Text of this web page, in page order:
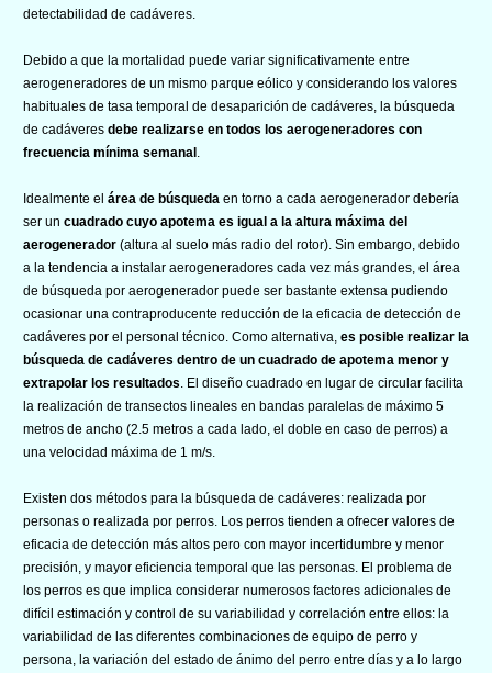
detectabilidad de cadáveres.
Debido a que la mortalidad puede variar significativamente entre
aerogeneradores de un mismo parque eólico y considerando los valores
habituales de tasa temporal de desaparición de cadáveres, la búsqueda
de cadáveres debe realizarse en todos los aerogeneradores con
frecuencia mínima semanal
Idealmente el área de búsqueda en torno a cada aerogenerador debería
ser un cuadrado cuyo apotema es igual a la altura máxima del
aerogenerador (altura al suelo más radio del rotor). Sin embargo, debido
a la tendencia a instalar aerogeneradores cada vez más grandes, el área
de búsqueda por aerogenerador puede ser bastante extensa pudiendo
ocasionar una contraproducente reducción de la eficacia de detección de
cadáveres por el personal técnico. Como alternativa, es posible realizar la
búsqueda de cadáveres dentro de un cuadrado de apotema menor y
extrapolar los resultados . El diseño cuadrado en lugar de circular facilita
la realización de transectos lineales en bandas paralelas de máximo 5
metros de ancho (2.5 metros a cada lado, el doble en caso de perros) a
una velocidad máxima de 1 m/s.
Existen dos métodos para la búsqueda de cadáveres: realizada por
personas o realizada por perros. Los perros tienden a ofrecer valores de
eficacia de detección más altos pero con mayor incertidumbre y menor
precisión, y mayor eficiencia temporal que las personas. El problema de
los perros es que implica considerar numerosos factores adicionales de
difícil estimación y control de su variabilidad y correlación entre ellos: la
variabilidad de las diferentes combinaciones de equipo de perro y
persona, la variación del estado de ánimo del perro entre días y a lo largo